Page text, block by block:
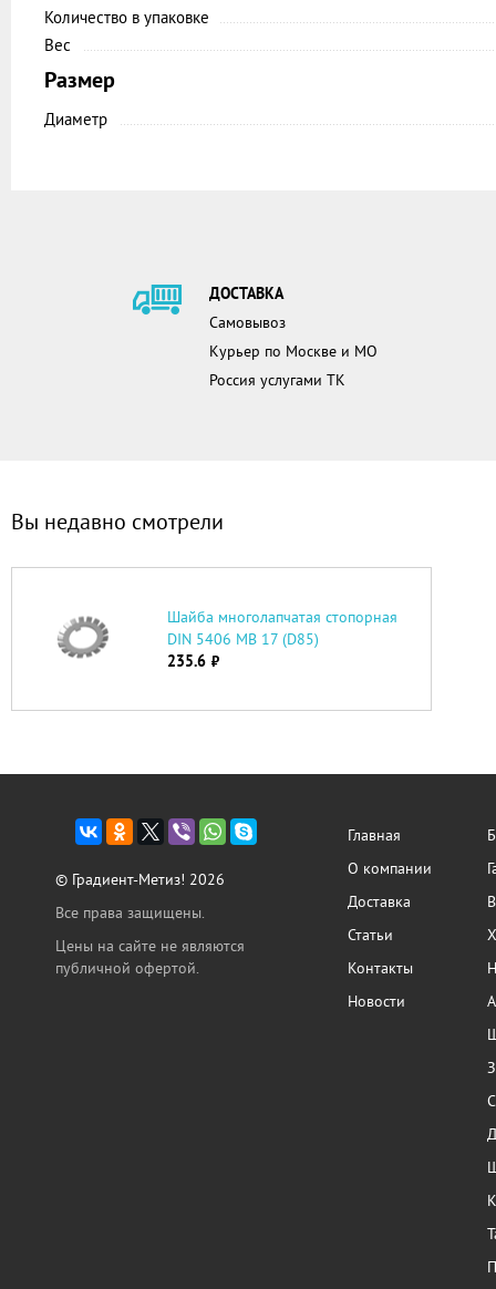
Количество в упаковке
Вес
Размер
Диаметр
ДОСТАВКА
Самовывоз
Курьер по Москве и МО
Россия услугами ТК
Вы недавно смотрели
Шайба многолапчатая стопорная
DIN 5406 MB 17 (D85)
235.6 руб.
© Градиент-Метиз! 2026
Все права защищены.
Цены на сайте не являются
публичной офертой.
Главная
О компании
Доставка
Статьи
Контакты
Новости